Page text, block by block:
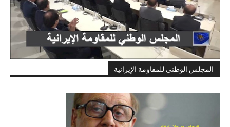
المجلس الوطني للمقاومة الإيرانية